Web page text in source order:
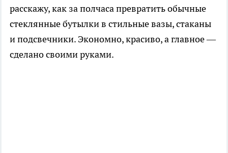
расскажу, как за полчаса превратить обычные
стеклянные бутылки в стильные вазы, стаканы
и подсвечники. Экономно, красиво, а главное —
сделано своими руками.